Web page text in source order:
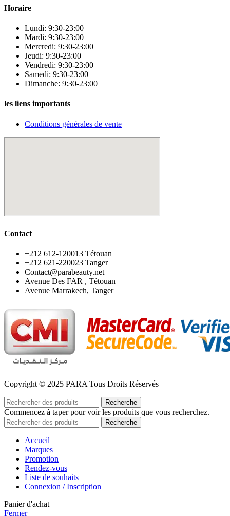
Horaire
Lundi: 9:30-23:00
Mardi: 9:30-23:00
Mercredi: 9:30-23:00
Jeudi: 9:30-23:00
Vendredi: 9:30-23:00
Samedi: 9:30-23:00
Dimanche: 9:30-23:00
les liens importants
Conditions générales de vente
Contact
‪+212 612-120013 Tétouan
‪+212 621-220023 Tanger
Contact@parabeauty.net
Avenue Des FAR , Tétouan
Avenue Marrakech, Tanger
Copyright © 2025 PARA Tous Droits Réservés
Recherche
Commencez à taper pour voir les produits que vous recherchez.
Recherche
Accueil
Marques
Promotion
Rendez-vous
Liste de souhaits
Connexion / Inscription
Panier d'achat
Fermer